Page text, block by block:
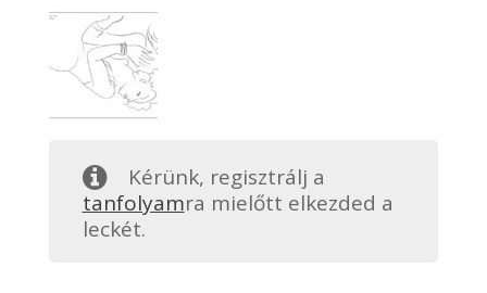
Kérünk, regisztrálj a
tanfolyamra mielőtt elkezded a
leckét.